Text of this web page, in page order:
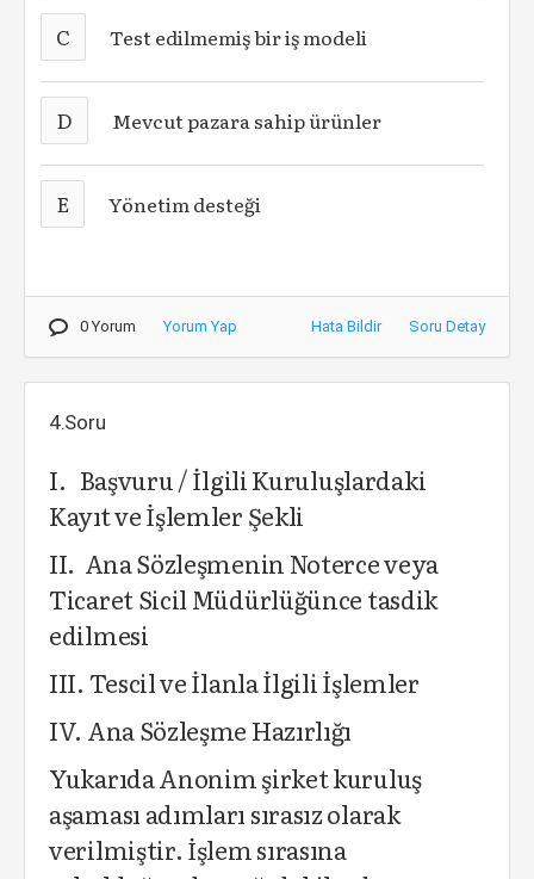
C Test edilmemiş bir iş modeli
D Mevcut pazara sahip ürünler
E Yönetim desteği
0 Yorum Yorum Yap Hata Bildir Soru Detay
4.Soru
I. Başvuru / İlgili Kuruluşlardaki
Kayıt ve İşlemler Şekli
II. Ana Sözleşmenin Noterce veya
Ticaret Sicil Müdürlüğünce tasdik
edilmesi
III. Tescil ve İlanla İlgili İşlemler
IV. Ana Sözleşme Hazırlığı
Yukarıda Anonim şirket kuruluş
aşaması adımları sırasız olarak
verilmiştir. İşlem sırasına